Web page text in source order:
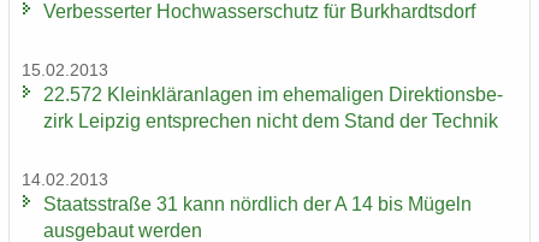
Ver­bes­ser­ter Hoch­was­ser­schutz für Burk­hardts­dorf
15.02.2013
22.572 Klein­klär­an­la­gen im ehe­ma­li­gen Di­rek­ti­ons­be­
zirk Leip­zig ent­spre­chen nicht dem Stand der Tech­nik
14.02.2013
Staats­stra­ße 31 kann nörd­lich der A 14 bis Mü­geln
aus­ge­baut wer­den